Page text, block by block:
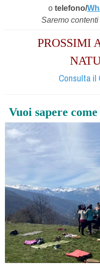
o telefono/
Saremo
PROSSIMI
Consulta il
Vuoi sapere